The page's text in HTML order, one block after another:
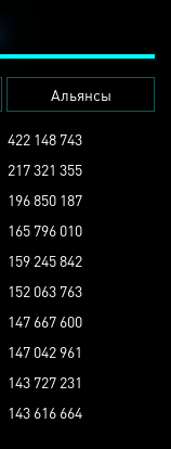
Альянсы
422 148 743
217 321 355
196 850 187
165 796 010
159 245 842
152 063 763
147 667 600
147 042 961
143 727 231
143 616 664